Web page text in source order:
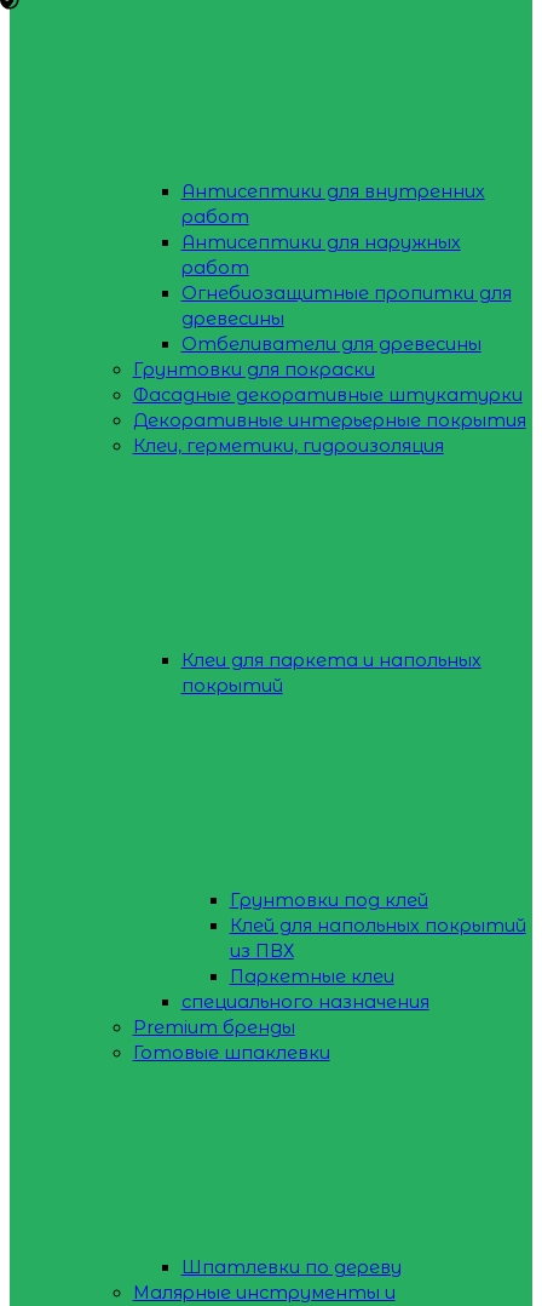
Антисептики для внутренних
работ
Антисептики для наружных
работ
Огнебиозащитные пропитки для
древесины
Отбеливатели для древесины
Грунтовки для покраски
Фасадные декоративные штукатурки
Декоративные интерьерные покрытия
Клеи, герметики, гидроизоляция
Клеи для паркета и напольных
покрытий
Грунтовки под клей
Клей для напольных покрытий
из ПВХ
Паркетные клеи
специального назначения
Premium бренды
Готовые шпаклевки
Шпатлевки по дереву
Малярные инструменты и